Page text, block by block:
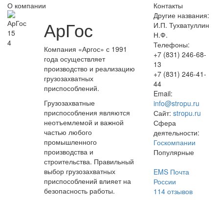
О компании
15
4
АрГос
Компания «Аргос» с 1991
года осуществляет
производство и реализацию
грузозахватных
приспособлений.
Грузозахватные
приспособления являются
неотъемлемой и важной
частью любого
промышленного
производства и
строительства. Правильный
выбор грузозахватных
приспособлений влияет на
безопасность работы.
Контакты
Другие названия:
И.П. Тухватуллин
Н.Ф.
Телефоны:
+7 (831) 246-68-
13
+7 (831) 246-41-
44
Email:
info@stropu.ru
Сайт: stropu.ru
Сфера
деятельности:
Госкомпании
Популярные
EMS Почта
России
114отзывов